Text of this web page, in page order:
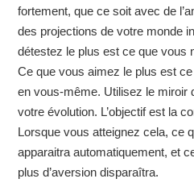
fortement, que ce soit avec de
des projections de votre monde
détestez le plus est ce que vous
Ce que vous aimez le plus est
en vous-même. Utilisez le miroir
votre évolution. L’objectif est la
Lorsque vous atteignez cela, ce
apparaitra automatiquement, et
plus d’aversion disparaîtra.